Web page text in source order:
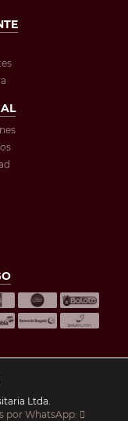
Ltda.
por WhatsApp: